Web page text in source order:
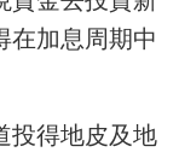
在加息周期中
投得地皮及地